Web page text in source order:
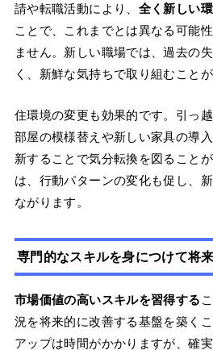
請や転職活動により、 全く新しい
ことで、これまでとは異なる可能
ません。新しい職場では、過去の
く、新鮮な気持ちで取り組むことが
住環境の変更も効果的です。引っ
部屋の模様替えや新しい家具の導
新することで気分転換を図ること
は、行動パターンの変化も促し、
ながります。
専門的なスキルを身につけて将
市場価値の高いスキルを習得する
況を将来的に改善する基盤を築く
アップは時間がかかりますが、確